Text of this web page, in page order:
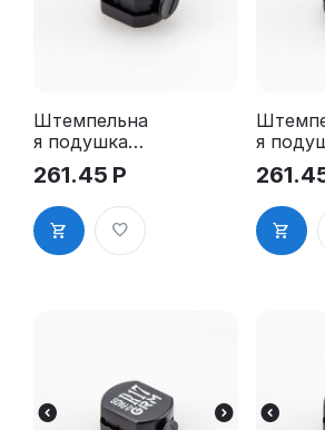
Штемпельна
я подушка
для GRM R12
2Pads
261.45 Р
я
для
2Pads,